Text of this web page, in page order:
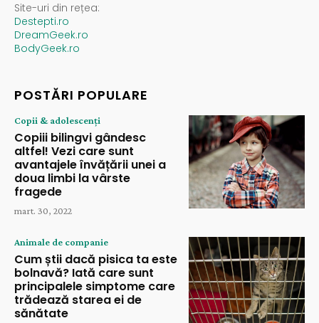
Site-uri din rețea:
Destepti.ro
DreamGeek.ro
BodyGeek.ro
POSTĂRI POPULARE
Copii & adolescenți
Copiii bilingvi gândesc
altfel! Vezi care sunt
avantajele învățării unei a
doua limbi la vârste
fragede
mart. 30, 2022
Animale de companie
Cum știi dacă pisica ta este
bolnavă? Iată care sunt
principalele simptome care
trădează starea ei de
sănătate